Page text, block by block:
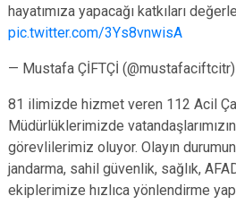
hayatımıza yapacağı katkıları
pic.twitter.com/3Ys8vnwisA
— Mustafa ÇİFTÇİ (@mustafaciftcitr)
81 ilimizde hizmet veren 112 Acil
Müdürlüklerimizde
görevlilerimiz oluyor. Olayın
jandarma, sahil güvenlik, sağlık,
ekiplerimize hızlıca yönlendirme